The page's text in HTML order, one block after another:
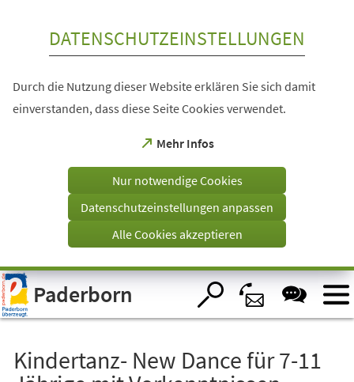
Visuelle
Assistenzsoftware
öffnen.
DATENSCHUTZEINSTELLUNGEN
Durch die Nutzung dieser Website erklären Sie sich damit
einverstanden, dass diese Seite Cookies verwendet.
Mehr Infos
(Öffnet
einem
Tab)
Nur notwendige Cookies
Datenschutzeinstellungen anpassen
Alle Cookies akzeptieren
Paderborn
Kindertanz- New Dance für 7-11